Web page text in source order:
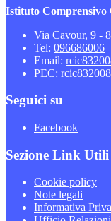
Istituto Comprensivo
Via Cavour, 9 -
Tel: 096686006
Email:
PEC:
Seguici su
Facebook
Sezione Link Utili
Cookie policy
Note legali
Informativa